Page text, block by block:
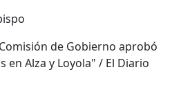
de Gobierno aprobó
en Alza y Loyola" / El Diario